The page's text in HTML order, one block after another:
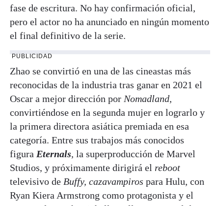
fase de escritura. No hay confirmación oficial,
pero el actor no ha anunciado en ningún momento
el final definitivo de la serie.
PUBLICIDAD
Zhao se convirtió en una de las cineastas más
reconocidas de la industria tras ganar en 2021 el
Oscar a mejor dirección por Nomadland,
convirtiéndose en la segunda mujer en lograrlo y
la primera directora asiática premiada en esa
categoría. Entre sus trabajos más conocidos
figura Eternals, la superproducción de Marvel
Studios, y próximamente dirigirá el reboot
televisivo de Buffy, cazavampiros para Hulu, con
Ryan Kiera Armstrong como protagonista y el